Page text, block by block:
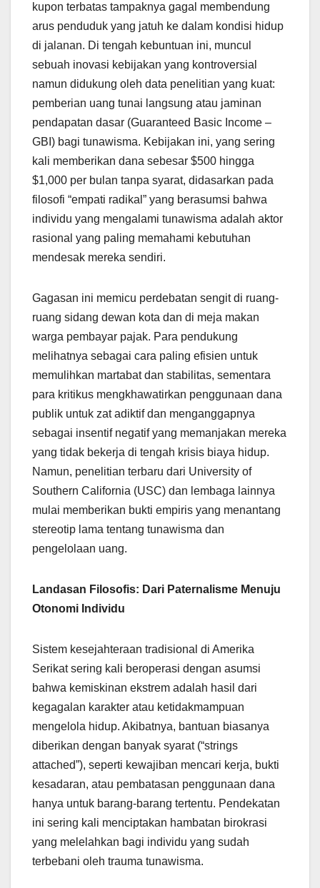
kupon terbatas tampaknya gagal membendung
arus penduduk yang jatuh ke dalam kondisi hidup
di jalanan. Di tengah kebuntuan ini, muncul
sebuah inovasi kebijakan yang kontroversial
namun didukung oleh data penelitian yang kuat:
pemberian uang tunai langsung atau jaminan
pendapatan dasar (Guaranteed Basic Income –
GBI) bagi tunawisma. Kebijakan ini, yang sering
kali memberikan dana sebesar $500 hingga
$1,000 per bulan tanpa syarat, didasarkan pada
filosofi “empati radikal” yang berasumsi bahwa
individu yang mengalami tunawisma adalah aktor
rasional yang paling memahami kebutuhan
mendesak mereka sendiri.
Gagasan ini memicu perdebatan sengit di ruang-
ruang sidang dewan kota dan di meja makan
warga pembayar pajak. Para pendukung
melihatnya sebagai cara paling efisien untuk
memulihkan martabat dan stabilitas, sementara
para kritikus mengkhawatirkan penggunaan dana
publik untuk zat adiktif dan menganggapnya
sebagai insentif negatif yang memanjakan mereka
yang tidak bekerja di tengah krisis biaya hidup.
Namun, penelitian terbaru dari University of
Southern California (USC) dan lembaga lainnya
mulai memberikan bukti empiris yang menantang
stereotip lama tentang tunawisma dan
pengelolaan uang.
Landasan Filosofis: Dari Paternalisme Menuju
Otonomi Individu
Sistem kesejahteraan tradisional di Amerika
Serikat sering kali beroperasi dengan asumsi
bahwa kemiskinan ekstrem adalah hasil dari
kegagalan karakter atau ketidakmampuan
mengelola hidup. Akibatnya, bantuan biasanya
diberikan dengan banyak syarat (“strings
attached”), seperti kewajiban mencari kerja, bukti
kesadaran, atau pembatasan penggunaan dana
hanya untuk barang-barang tertentu. Pendekatan
ini sering kali menciptakan hambatan birokrasi
yang melelahkan bagi individu yang sudah
terbebani oleh trauma tunawisma.